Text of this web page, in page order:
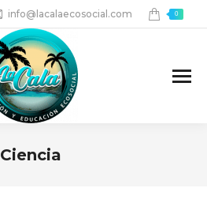
info@lacalaecosocial.com 0
Ciencia